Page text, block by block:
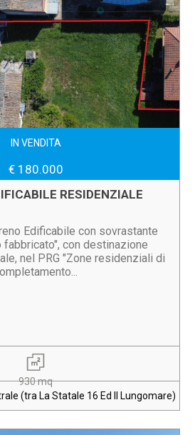
IN VENDITA
€ 180.000
RESIDENZIALE
Edificabile con sovrastante
con destinazione
nel PRG "Zone residenziali di
930 mq
(tra La Statale 16 Ed Il Lungomare)